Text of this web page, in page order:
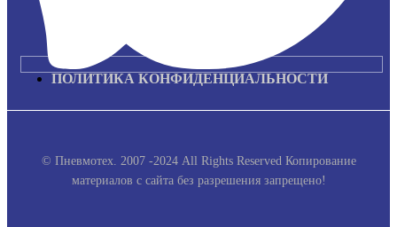
ПОЛИТИКА КОНФИДЕНЦИАЛЬНОСТИ
© Пневмотех. 2007 -2024 All Rights Reserved Копирование
материалов с сайта без разрешения запрещено!